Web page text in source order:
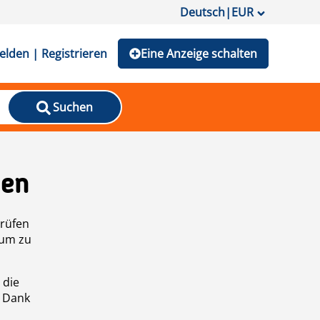
Deutsch|EUR
| Registrieren Eine Anzeige schalten
Suchen
zu
die